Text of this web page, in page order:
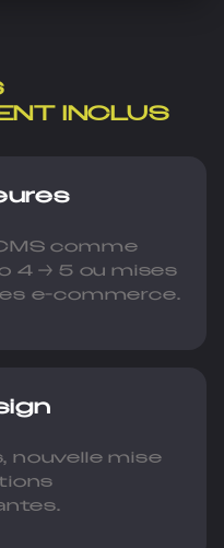
INCLUS
comme
4 → 5 ou mises
e-commerce.
nouvelle mise